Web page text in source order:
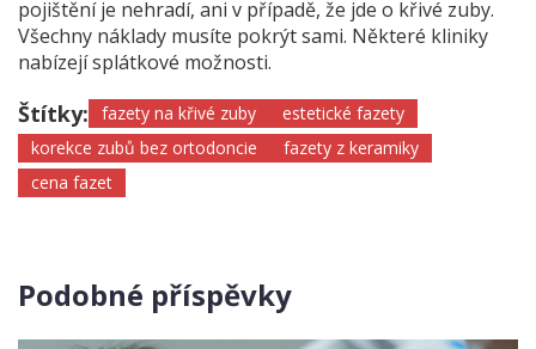
pojištění je nehradí, ani v případě, že jde o křivé zuby.
Všechny náklady musíte pokrýt sami. Některé kliniky
nabízejí splátkové možnosti.
Štítky: fazety na křivé zuby
estetické fazety
korekce zubů bez ortodoncie
fazety z keramiky
cena fazet
Podobné příspěvky